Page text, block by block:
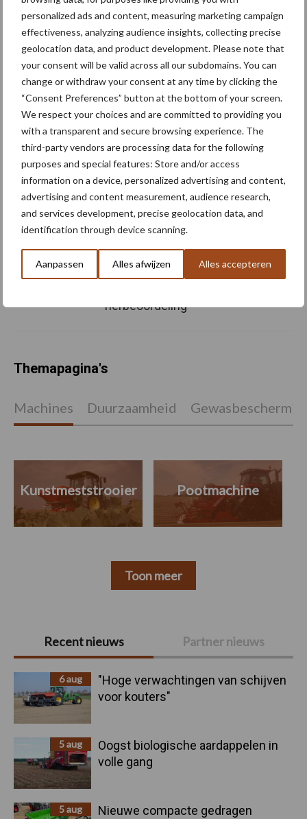
personalized ads and content, measuring marketing campaign
effectiveness, analyzing audience insights, collecting precise
geolocation data, and product development. Please note that
your consent will be valid across all our subdomains. You can
change or withdraw your consent at any time by clicking the
“Consent Preferences” button at the bottom of your screen.
We respect your choices and are committed to providing you
with a transparent and secure browsing experience. The
third-party vendors are processing data for the following
purposes and special features: Store and/or access
information on a device, personalized advertising and content,
advertising and content measurement, audience research,
and services development, precise geolocation data, and
identification through device scanning.
Aanpassen Alles afwijzen Alles accepteren
Primaire
Sidebar
Recent nieuws Partner nieuws
6 aug
"Hoge verwachtingen van schijven
voor kouters"
5 aug
Oogst biologische aardappelen in
volle gang
5 aug
Nieuwe compacte gedragen
(glb)
GLB-regels veranderen in
2027: dit moeten agrarische
ondernemers weten
Europese Commissie komt
met steunpakket van 300
miljoen euro vanwege hoge
kunstmestprijzen
Eco-activiteit
Groenbedekking
herbeoordeling
Themapagina's
Machines Duurzaamheid
Kunstmeststrooier Pootmachine
Toon meer